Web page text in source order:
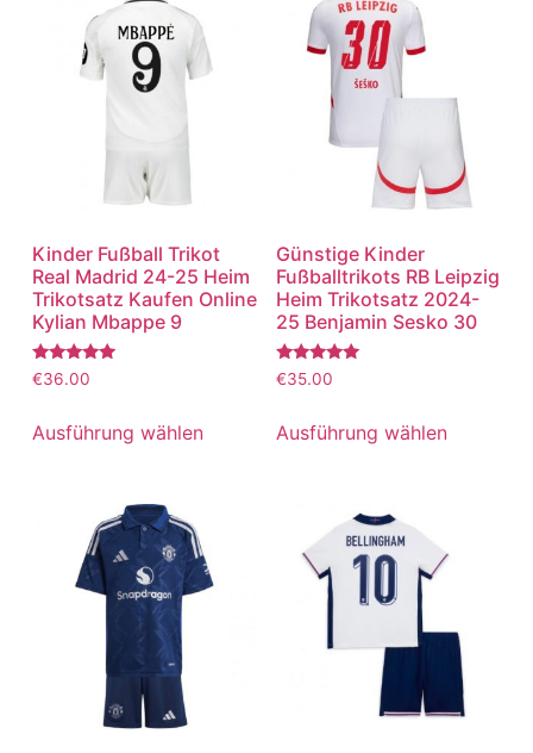
Kinder Fußball Trikot
Real Madrid 24-25 Heim
Trikotsatz Kaufen Online
Kylian Mbappe 9
Bewertet
mit
von 5
€36.00
Ausführung wählen
Günstige Kinder
Fußballtrikots RB Leipzig
Heim Trikotsatz 2024-
25 Benjamin Sesko 30
Bewertet
mit
von 5
€35.00
Ausführung wählen